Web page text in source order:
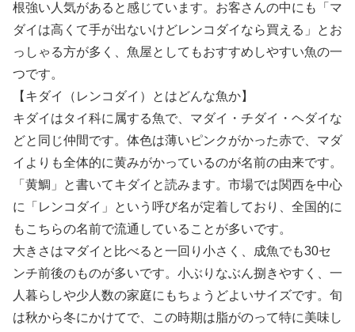
根強い人気があると感じています。お客さんの中にも「マ
ダイは高くて手が出ないけどレンコダイなら買える」とお
っしゃる方が多く、魚屋としてもおすすめしやすい魚の一
つです。
【キダイ（レンコダイ）とはどんな魚か】
キダイはタイ科に属する魚で、マダイ・チダイ・ヘダイな
どと同じ仲間です。体色は薄いピンクがかった赤で、マダ
イよりも全体的に黄みがかっているのが名前の由来です。
「黄鯛」と書いてキダイと読みます。市場では関西を中心
に「レンコダイ」という呼び名が定着しており、全国的に
もこちらの名前で流通していることが多いです。
大きさはマダイと比べると一回り小さく、成魚でも30セ
ンチ前後のものが多いです。小ぶりなぶん捌きやすく、一
人暮らしや少人数の家庭にもちょうどよいサイズです。旬
は秋から冬にかけてで、この時期は脂がのって特に美味し